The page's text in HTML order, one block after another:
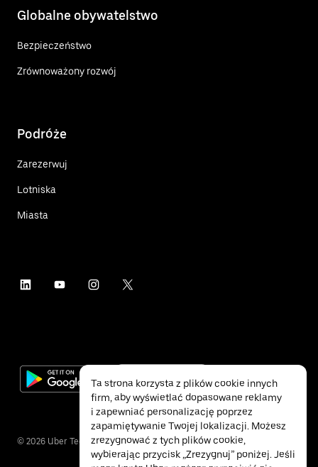
Globalne obywatelstwo
Bezpieczeństwo
Zrównoważony rozwój
Podróże
Zarezerwuj
Lotniska
Miasta
© 2026 Uber Technologies Inc.
Ta strona korzysta z plików cookie innych
firm, aby wyświetlać dopasowane reklamy
i zapewniać personalizację poprzez
zapamiętywanie Twojej lokalizacji. Możesz
zrezygnować z tych plików cookie,
wybierając przycisk „Zrezygnuj” poniżej. Jeśli